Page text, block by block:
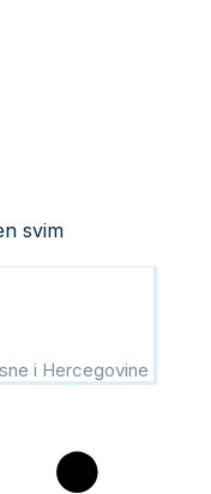
svim
i Hercegovine